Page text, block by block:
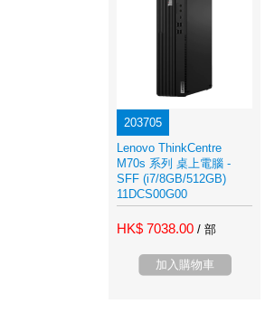
203705
Lenovo ThinkCentre
M70s 系列 桌上電腦 -
SFF (i7/8GB/512GB)
11DCS00G00
HK$ 7038.00 / 部
加入購物車